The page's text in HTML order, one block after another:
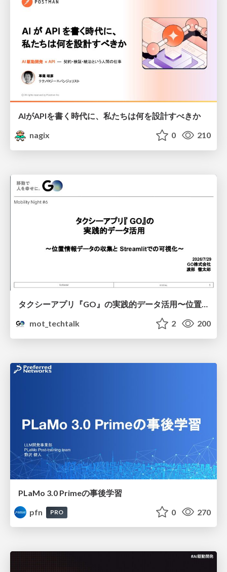
AIがAPIを書く時代に、私たちは何を設計すべきか
nagix
0 210
タクシーアプリ『GO』の実践的データ活用〜位置情報データの収集とStreamlitでの可視化〜
mot_techtalk
2 200
PLaMo 3.0 Primeの事後学習
pfn
PRO 0 270